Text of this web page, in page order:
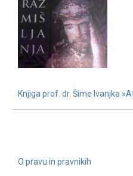
Knjiga prof. dr. Šime Ivanjka
O pravu in pravnikih